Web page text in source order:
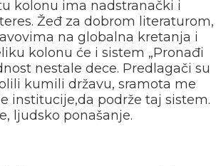
kolonu ima nadstranački i
Žeđ za dobrom literaturom,
na globalna kretanja i
kolonu će i sistem „Pronađi
nestale dece. Predlagači su
kumili državu, sramota me
institucije,da podrže taj sistem.
ljudsko ponašanje.